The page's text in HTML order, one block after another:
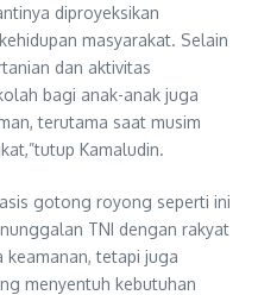
diproyeksikan
masyarakat. Selain
dan aktivitas
bagi anak-anak juga
terutama saat musim
Kamaludin.
gotong royong seperti ini
TNI dengan rakyat
keamanan, tetapi juga
menyentuh kebutuhan